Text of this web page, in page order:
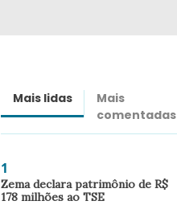
Mais lidas
Mais
comentadas
1
Zema declara patrimônio de R$
178 milhões ao TSE